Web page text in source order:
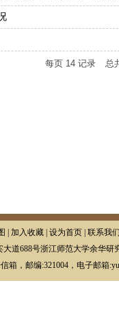
每页 14 记录 总
| 加入收藏 | 设为首页 | 联系我们
道688号浙江师范大学余华研
箱，邮编:321004，电子邮箱